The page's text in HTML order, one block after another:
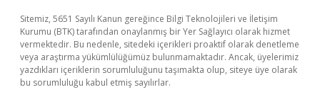
Sitemiz, 5651 Sayılı Kanun gereğince Bilgi Teknolojileri ve İletişim
Kurumu (BTK) tarafından onaylanmış bir Yer Sağlayıcı olarak hizmet
vermektedir. Bu nedenle, sitedeki içerikleri proaktif olarak denetleme
veya araştırma yükümlülüğümüz bulunmamaktadır. Ancak, üyelerimiz
yazdıkları içeriklerin sorumluluğunu taşımakta olup, siteye üye olarak
bu sorumluluğu kabul etmiş sayılırlar.